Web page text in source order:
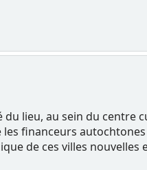
lieu, au sein du centre
financeurs
de ces villes